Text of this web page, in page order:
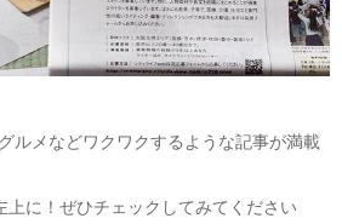
ルメなどワクワクするような記事が満載
上に！ぜひチェックしてみてください